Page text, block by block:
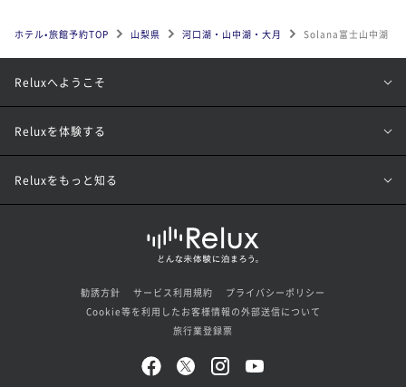
ホテル•旅館予約TOP 山梨県 河口湖・山中湖・大月 Solana富士山中湖
Reluxへようこそ
Reluxを体験する
Reluxをもっと知る
勧誘方針 サービス利用規約
プライバシーポリシー
Cookie等を利用したお客様情報の外部送信について
旅行業登録票